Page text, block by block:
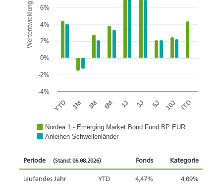
Wertentwicklung
Nordea 1 - Emerging Market Bond Fund BP EUR
Anleihen Schwellenländer
YTD 1M 3M 6M 1J 3J 5J 10J ITD
-4%
-2%
0%
2%
4%
6%
Periode (Stand: 06.08.2026) Fonds Kategorie
laufendes Jahr YTD 4,47% 4,09%